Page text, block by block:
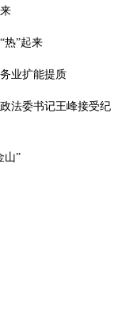
热”起来
业扩能提质
法委书记王峰接受纪
山”